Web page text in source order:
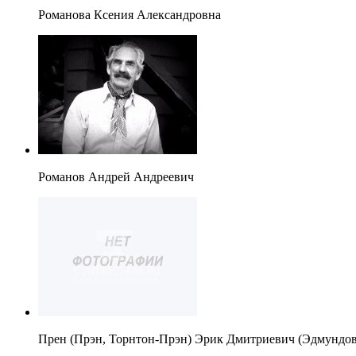
Романова Ксения Александровна
Романов Андрей Андреевич
Прен (Прэн, Торнтон-Прэн) Эрик Дмитриевич